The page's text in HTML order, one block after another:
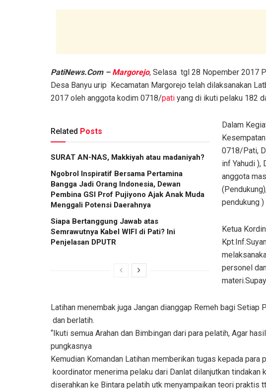
PatiNews.Com – Margorejo, Selasa tgl 28 Nopember 2017
Desa Banyu urip Kecamatan Margorejo telah dilaksanakan
2017 oleh anggota kodim 0718/pati yang di ikuti pelaku 182
Related Posts
SURAT AN-NAS, Makkiyah atau madaniyah?
Ngobrol Inspiratif Bersama Pertamina
Bangga Jadi Orang Indonesia, Dewan
Pembina GSI Prof Pujiyono Ajak Anak Muda
Menggali Potensi Daerahnya
Siapa Bertanggung Jawab atas
Semrawutnya Kabel WIFI di Pati? Ini
Penjelasan DPUTR
Dalam
0718/Pati,
inf Yahudi ),
anggota
pendukung
Ketua
personel
Latihan menembak juga Jangan dianggap Remeh bagi
dan berlatih.
“Ikuti semua Arahan dan Bimbingan dari para pelatih, Agar
pungkasnya
Kemudian Komandan Latihan memberikan tugas kepada para
koordinator menerima pelaku dari Danlat dilanjutkan tindakan
diserahkan ke Bintara pelatih utk menyampaikan teori praktis